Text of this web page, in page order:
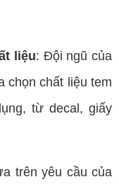
liệu: Đội ngũ của
chọn chất liệu tem
từ decal, giấy
trên yêu cầu của